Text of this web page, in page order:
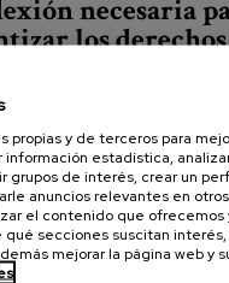
necesaria
los
de cuidados,
significa proteger su
su salud. Pero cuidar va
evitar...
propias y de terceros para
información estadística,
grupos de interés, crear un
anuncios relevantes en
el contenido que ofrecemos
qué secciones suscitan interés,
mejorar la página web y